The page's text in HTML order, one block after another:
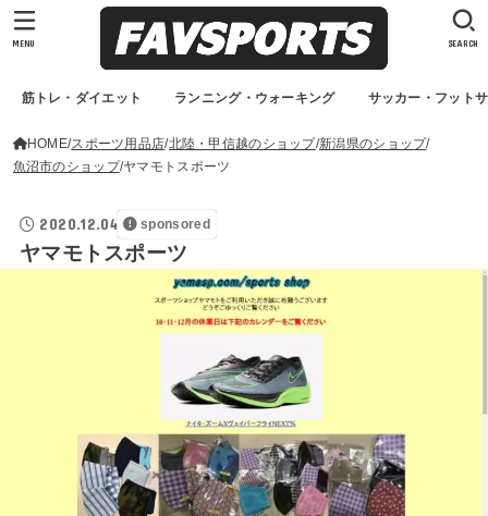
筋トレ・ダイエット ランニング・ウォーキング サッカー・フット
SEARCH
MENU
HOME スポーツ用品店 北陸・甲信越のショップ 新潟県のショップ
魚沼市のショップ ヤマモトスポーツ
2020.12.04 sponsored
ヤマモトスポーツ